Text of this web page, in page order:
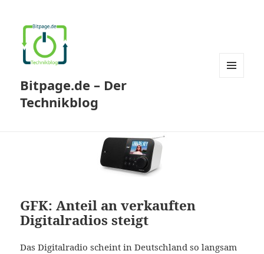
Bitpage.de – Der
Technikblog
GFK: Anteil an verkauften
Digitalradios steigt
Das Digitalradio scheint in Deutschland so langsam